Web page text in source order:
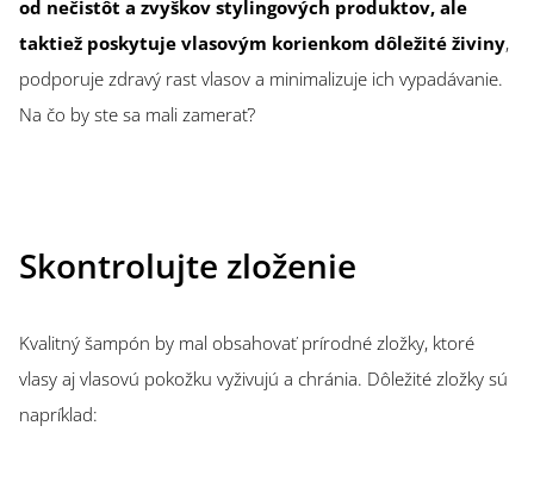
od nečistôt a zvyškov stylingových produktov, ale
taktiež poskytuje vlasovým korienkom dôležité živiny,
podporuje zdravý rast vlasov a minimalizuje ich vypadávanie.
Na čo by ste sa mali zamerať?
Skontrolujte zloženie
Kvalitný šampón by mal obsahovať prírodné zložky, ktoré
vlasy aj vlasovú pokožku vyživujú a chránia. Dôležité zložky sú
napríklad: